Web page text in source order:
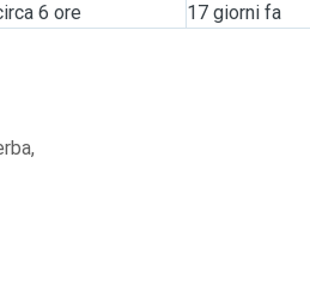
6 ore 17 giorni fa